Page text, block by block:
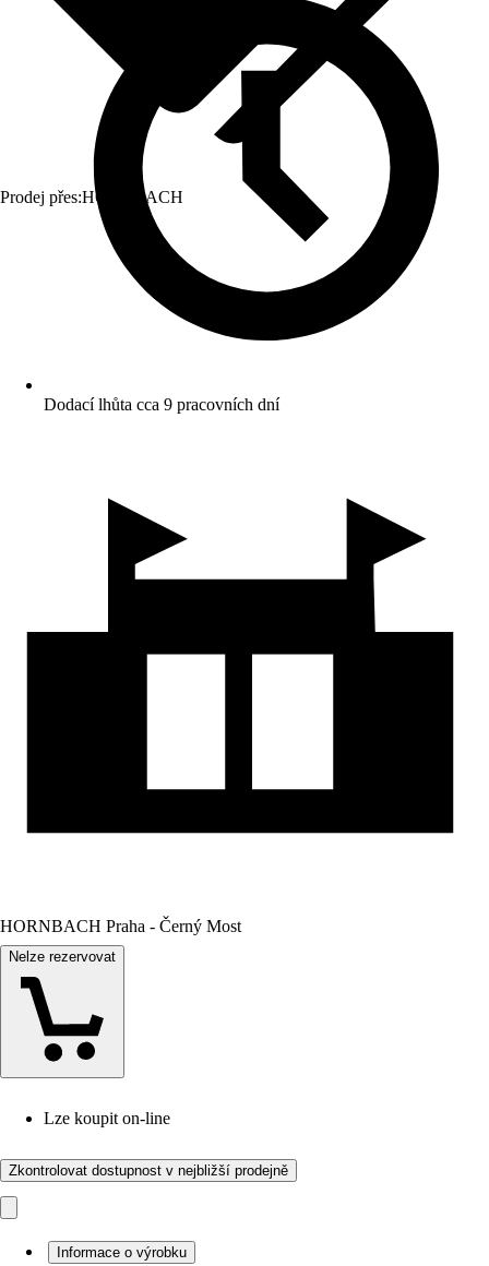
Prodej přes:HORNBACH
Dodací lhůta cca 9 pracovních dní
HORNBACH Praha - Černý Most
Nelze rezervovat
Lze koupit on-line
Zkontrolovat dostupnost v nejbližší prodejně
Informace o výrobku